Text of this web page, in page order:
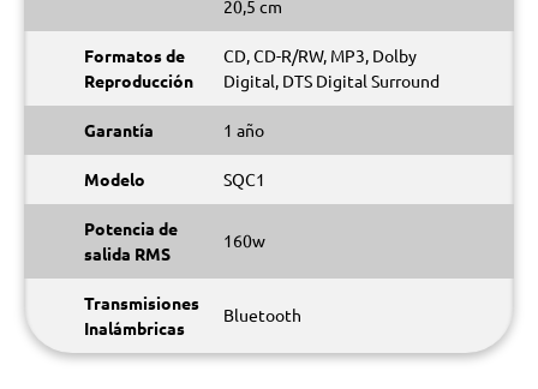
20,5 cm
Formatos de
Reproducción
CD, CD-R/RW, MP3, Dolby
Digital, DTS Digital Surround
Garantía 1 año
Modelo SQC1
Potencia de
salida RMS
160w
Transmisiones
Inalámbricas
Bluetooth